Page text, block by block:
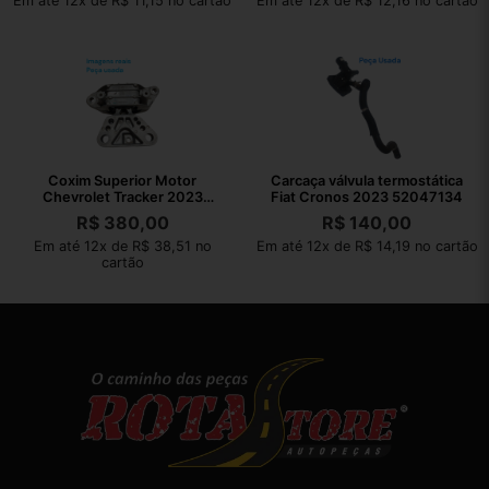
Coxim Superior Motor
Chevrolet Tracker 2023
AISi9Cu3Fe1
R$380,00
Em até 12x de R$ 38,51 no
cartão
Carcaça válvula termostática
Fiat Cronos 2023 52047134
R$ 140,00
Em até 12x de R$ 14,19 no cartão